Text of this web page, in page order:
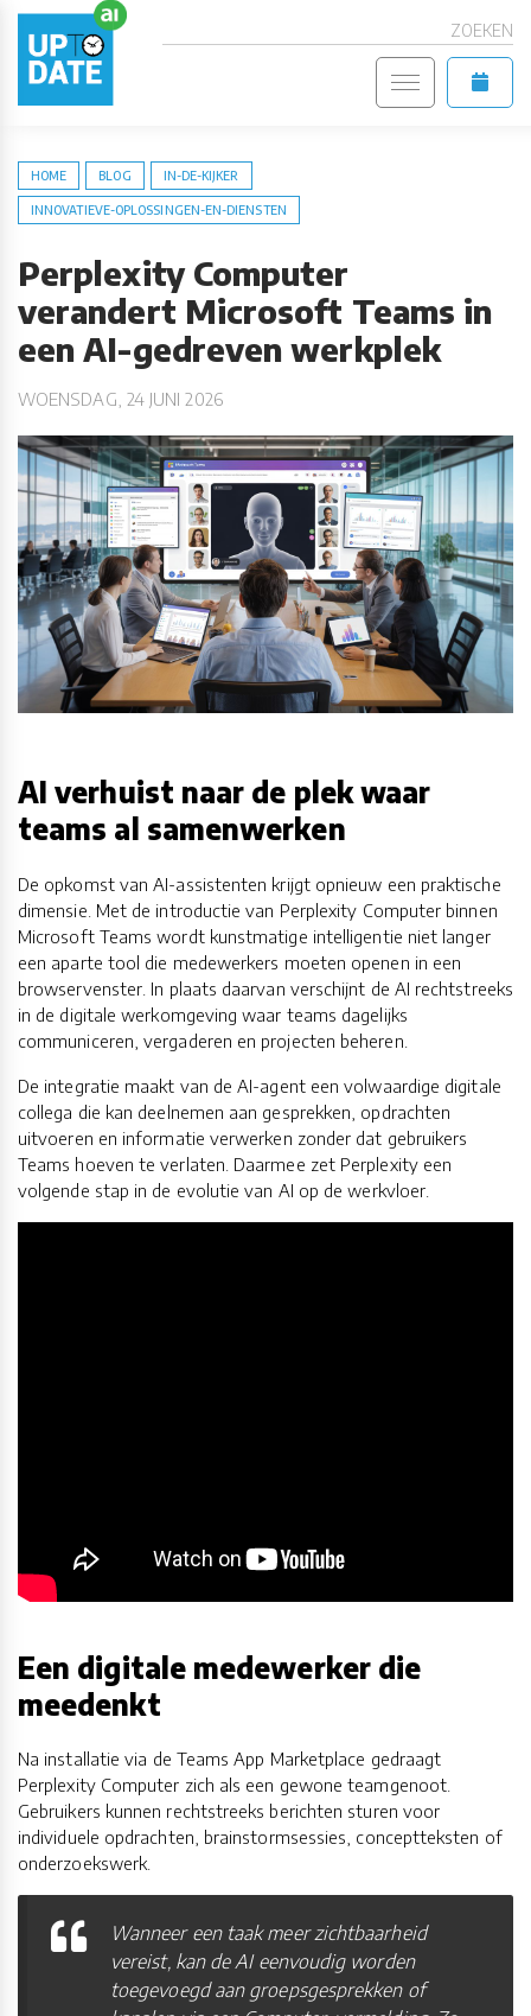
ZOEKEN
HOME BLOG IN-DE-KIJKER
INNOVATIEVE-OPLOSSINGEN-EN-DIENSTEN
Perplexity Computer
verandert Microsoft Teams in
een AI-gedreven werkplek
WOENSDAG, 24 JUNI 2026
AI verhuist naar de plek waar
teams al samenwerken
De opkomst van AI-assistenten krijgt opnieuw een praktische
dimensie. Met de introductie van Perplexity Computer binnen
Microsoft Teams wordt kunstmatige intelligentie niet langer
een aparte tool die medewerkers moeten openen in een
browservenster. In plaats daarvan verschijnt de AI rechtstreeks
in de digitale werkomgeving waar teams dagelijks
communiceren, vergaderen en projecten beheren.
De integratie maakt van de AI-agent een volwaardige digitale
collega die kan deelnemen aan gesprekken, opdrachten
uitvoeren en informatie verwerken zonder dat gebruikers
Teams hoeven te verlaten. Daarmee zet Perplexity een
volgende stap in de evolutie van AI op de werkvloer.
Een digitale medewerker die
meedenkt
Na installatie via de Teams App Marketplace gedraagt
Perplexity Computer zich als een gewone teamgenoot.
Gebruikers kunnen rechtstreeks berichten sturen voor
individuele opdrachten, brainstormsessies, conceptteksten of
onderzoekswerk.
Wanneer een taak meer zichtbaarheid
vereist, kan de AI eenvoudig worden
toegevoegd aan groepsgesprekken of